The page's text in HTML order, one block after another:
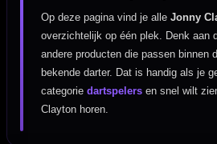
Op deze pagina vind je alleJonny
overzichtelijk op één plek. Denk aan
andere producten die passen binnen
bekende darter. Dat is handig als je
categoriedartspelers en snel wilt
Clayton horen.